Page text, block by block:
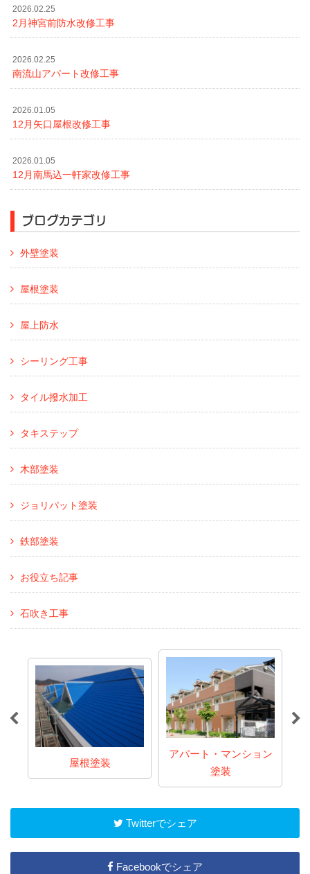
2026.02.25
2月神宮前防水改修工事
2026.02.25
南流山アパート改修工事
2026.01.05
12月矢口屋根改修工事
2026.01.05
12月南馬込一軒家改修工事
ブログカテゴリ
外壁塗装
屋根塗装
屋上防水
シーリング工事
タイル撥水加工
タキステップ
木部塗装
ジョリパット塗装
鉄部塗装
お役立ち記事
石吹き工事
屋根塗装
アパート・マンション
塗装
Twitterでシェア
Facebookでシェア